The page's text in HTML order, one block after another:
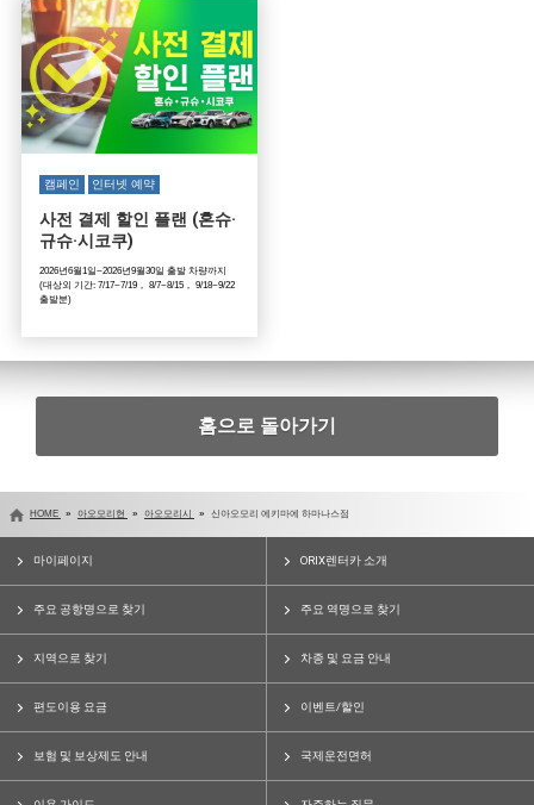
캠페인 인터넷 예약
사전 결제 할인 플랜 (혼슈·
규슈·시코쿠)
2026년6월1일~2026년9월30일 출발 차량까지
(대상외 기간: 7/17~7/19， 8/7~8/15， 9/18~9/22
출발분)
홈으로 돌아가기
HOME 아오모리현 아오모리시 신아오모리 에키마에 하마나스점
마이페이지 ORIX렌터카 소개
주요 공항명으로 찾기 주요 역명으로 찾기
지역으로 찾기 차종 및 요금 안내
편도이용 요금 이벤트/할인
보험 및 보상제도 안내 국제운전면허